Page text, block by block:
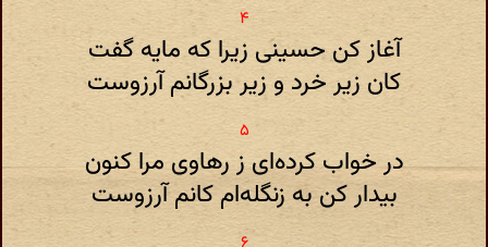
آغاز کن حسینی زیرا که مایه گفت
کان زیر خرد و زیر بزرگانم آرزوست
در خواب کرده‌ای ز رهاوی مرا کنون
بیدار کن به زنگله‌ام کانم آرزوست